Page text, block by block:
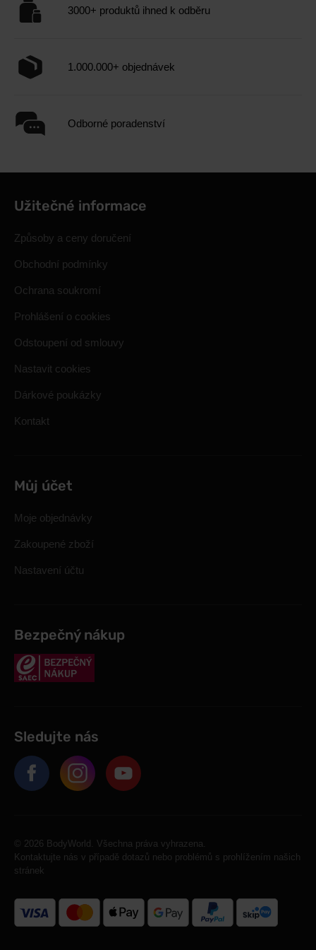
3000+ produktů ihned k odběru
1.000.000+ objednávek
Odborné poradenství
Užitečné informace
Způsoby a ceny doručení
Obchodní podmínky
Ochrana soukromí
Prohlášení o cookies
Odstoupení od smlouvy
Nastavit cookies
Dárkové poukázky
Kontakt
Můj účet
Moje objednávky
Zakoupené zboží
Nastavení účtu
Bezpečný nákup
Sledujte nás
© 2026 BodyWorld. Všechna práva vyhrazena.
Kontaktujte nás v případě dotazů nebo problémů s prohlížením našich
stránek